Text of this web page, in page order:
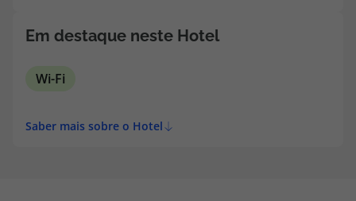
Em destaque neste Hotel
Wi-Fi
Saber mais sobre o Hotel